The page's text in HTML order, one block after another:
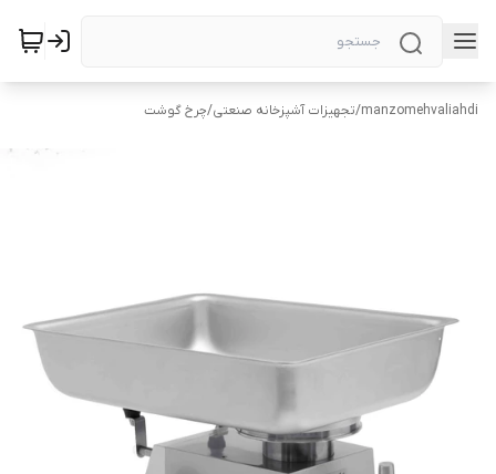
manzomehvaliahdi
/تجهیزات آشپزخانه صنعتی/چرخ گوشت